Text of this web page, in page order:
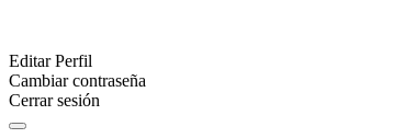
Editar Perfil
Cambiar contraseña
Cerrar sesión